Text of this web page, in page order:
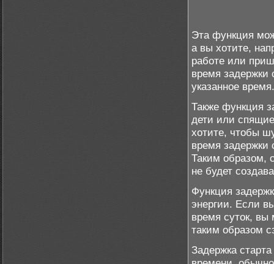
Эта функция
а вы хотите,
работе или
время задержки
указанное время.
Также функция
дети или
хотите, чтобы
время задержки
Таким образом,
не будет
Функция
энергии. Если
время суток, вы
таким образом
Задержка